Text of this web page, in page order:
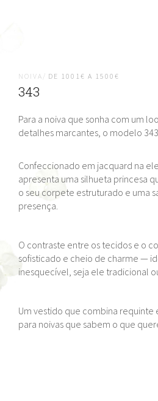
NOIVA/ DE 1001€ A 1500€
343
Para a noiva que sonha com um
detalhes marcantes, o modelo
Confeccionado em jacquard na
apresenta uma silhueta princesa
o seu corpete estruturado e uma
presença.
O contraste entre os tecidos e o
sofisticado e cheio de charme —
inesquecível, seja ele tradicional
Um vestido que combina requinte
para noivas que sabem o que